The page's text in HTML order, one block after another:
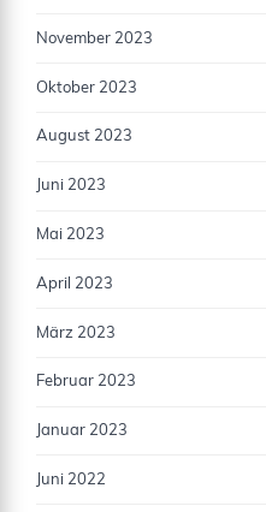
November 2023
Oktober 2023
August 2023
Juni 2023
Mai 2023
April 2023
März 2023
Februar 2023
Januar 2023
Juni 2022